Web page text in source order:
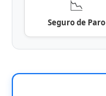
📉
Seguro de Paro